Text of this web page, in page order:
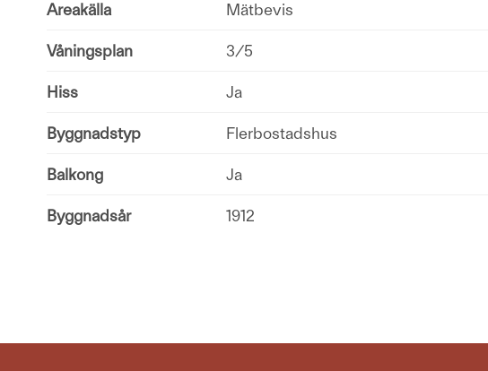
Areakälla Mätbevis
Våningsplan 3/5
Hiss Ja
Byggnadstyp Flerbostadshus
Balkong Ja
Byggnadsår 1912